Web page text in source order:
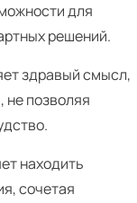
для
решений.
здравый смысл,
не позволяя
находить
сочетая